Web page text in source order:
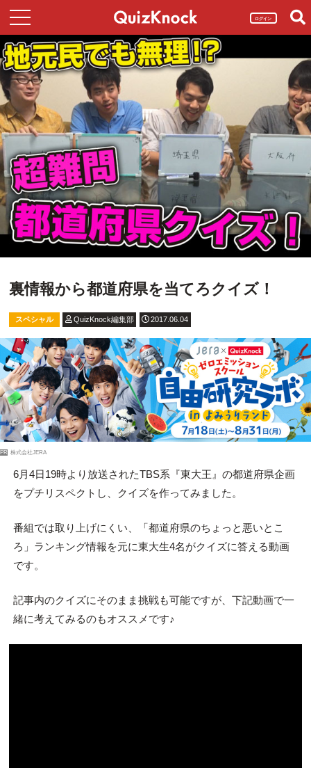
ログイン
裏情報から都道府県を当てろクイズ！
スペシャル QuizKnock編集部 2017.06.04
PR 株式会社JERA
6月4日19時より放送されたTBS系『東大王』の都道府県企画
をプチリスペクトし、クイズを作ってみました。
番組では取り上げにくい、「都道府県のちょっと悪いとこ
ろ」ランキング情報を元に東大生4名がクイズに答える動画
です。
記事内のクイズにそのまま挑戦も可能ですが、下記動画で一
緒に考えてみるのもオススメです♪